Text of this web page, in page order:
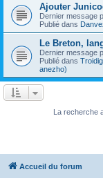
Ajouter
Dernier message
Publié dans
Le Breton,
Dernier message
Publié dans
anezho)
La recherche
Accueil du forum